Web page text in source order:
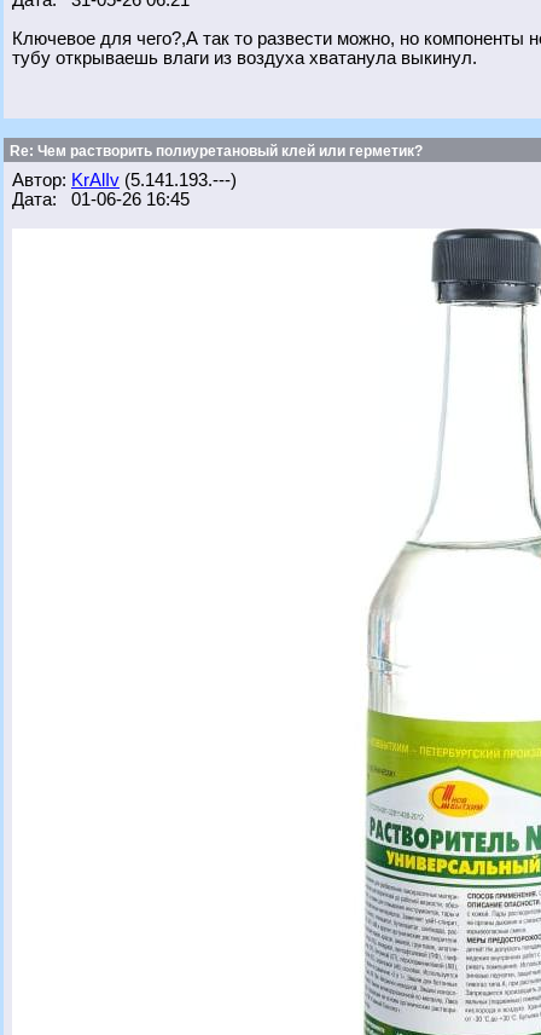
Ключевое для чего?,А так то развести можно, но компоненты
тубу открываешь влаги из воздуха хватанула выкинул.
Re: Чем растворить полиуретановый клей или герметик?
Автор: KrAlIv (5.141.193.---)
Дата: 01-06-26 16:45